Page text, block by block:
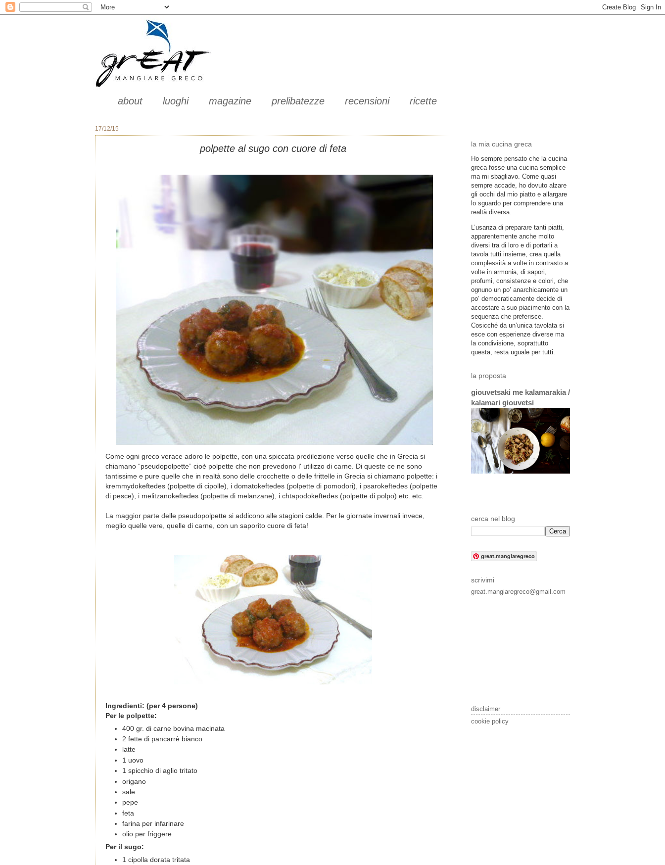
about luoghi magazine prelibatezze recensioni ricette
17/12/15
polpette al sugo con cuore di feta
Come ogni greco verace adoro le polpette, con una spiccata predilezione verso quelle che in Grecia si
chiamano “pseudopolpette” cioè polpette che non prevedono l' utilizzo di carne. Di queste ce ne sono
tantissime e pure quelle che in realtà sono delle crocchette o delle frittelle in Grecia si chiamano polpette: i
kremmydokeftedes (polpette di cipolle), i domatokeftedes (polpette di pomodori), i psarokeftedes (polpette
di pesce), i melitzanokeftedes (polpette di melanzane), i chtapodokeftedes (polpette di polpo) etc. etc.
La maggior parte delle pseudopolpette si addicono alle stagioni calde. Per le giornate invernali invece,
meglio quelle vere, quelle di carne, con un saporito cuore di feta!
Ingredienti: (per 4 persone)
Per le polpette:
400 gr. di carne bovina macinata
2 fette di pancarrè bianco
latte
1 uovo
1 spicchio di aglio tritato
origano
sale
pepe
feta
farina per infarinare
olio per friggere
Per il sugo:
1 cipolla dorata tritata
la mia cucina greca
Ho sempre pensato che la cucina
greca fosse una cucina semplice
ma mi sbagliavo. Come quasi
sempre accade, ho dovuto alzare
gli occhi dal mio piatto e allargare
lo sguardo per comprendere una
realtà diversa.
L’usanza di preparare tanti piatti,
apparentemente anche molto
diversi tra di loro e di portarli a
tavola tutti insieme, crea quella
complessità a volte in contrasto a
volte in armonia, di sapori,
profumi, consistenze e colori, che
ognuno un po’ anarchicamente un
po’ democraticamente decide di
accostare a suo piacimento con la
sequenza che preferisce.
Cosicché da un’unica tavolata si
esce con esperienze diverse ma
la condivisione, soprattutto
questa, resta uguale per tutti.
la proposta
giouvetsaki me kalamarakia /
kalamari giouvetsi
cerca nel blog
great.mangiaregreco
scrivimi
great.mangiaregreco@gmail.com
disclaimer
cookie policy